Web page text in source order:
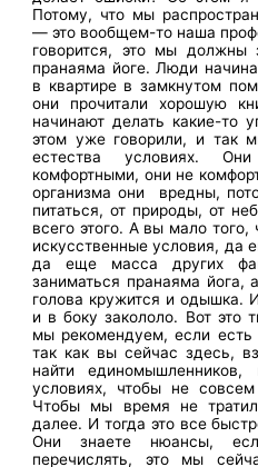
Потому, что мы
— это вообщем-то наша
говорится, это мы должны
пранаяма йоге. Люди
в квартире в замкнутом
они прочитали хорошую
начинают делать какие-то
этом уже говорили, и так
естества условиях.
комфортными, они не
организма они вредны,
питаться, от природы, от
всего этого. А вы мало того,
искусственные условия, да
да еще масса других
заниматься пранаяма
голова кружится и одышка.
и в боку закололо. Вот это
мы рекомендуем, если есть
так как вы сейчас здесь,
найти
условиях, чтобы не
Чтобы мы время не
далее. И тогда это все
Они знаете нюансы,
перечислять, это мы